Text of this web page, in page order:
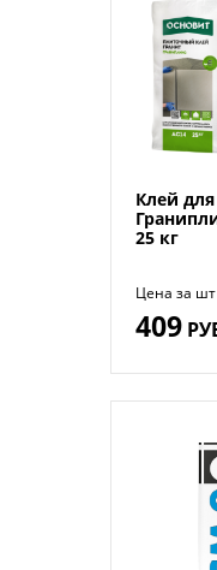
Клей
25 кг
Цена за шт
409